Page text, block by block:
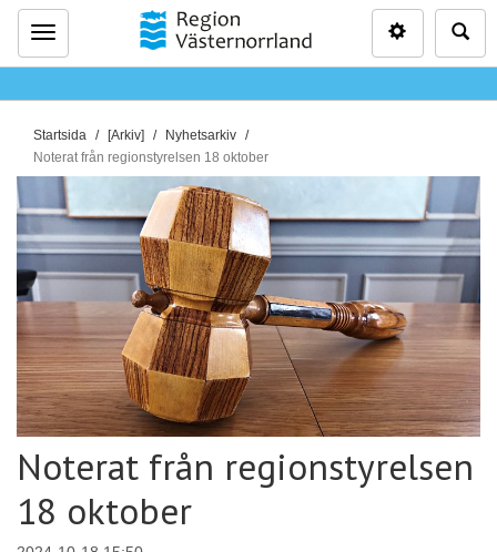
Meny
D
u
r
h
ä
r
:
Startsida [Arkiv]
Nyhetsarkiv
Noterat från regionstyrelsen 18 oktober
Noterat från regionstyrelsen
18 oktober